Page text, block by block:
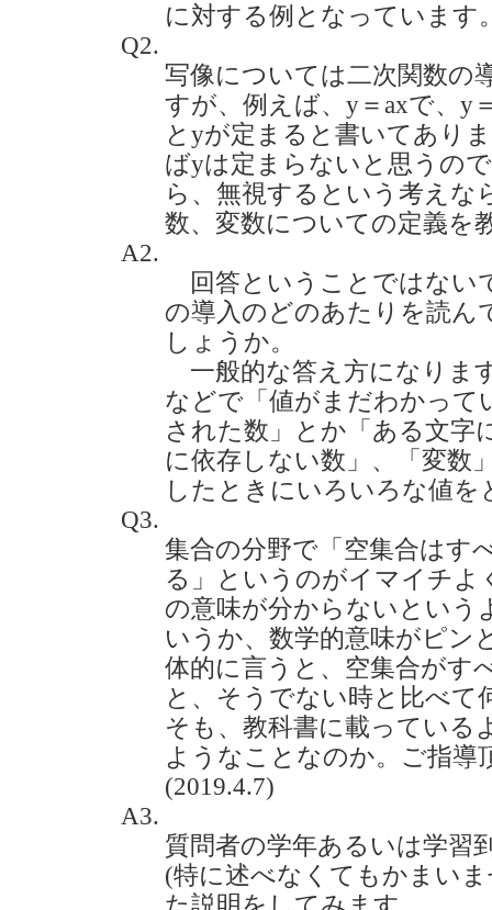
に対する例となっています
Q2.
写像については二次関数の
すが、例えば、y＝axで、y
とyが定まると書いてあり
ばyは定まらないと思うの
ら、無視するという考えな
数、変数についての定義を
A2.
回答ということではない
の導入のどのあたりを読ん
しょうか。
一般的な答え方になりま
などで「値がまだわかって
された数」とか「ある文字
に依存しない数」、「変数
したときにいろいろな値を
Q3.
集合の分野で「空集合はす
る」というのがイマイチよ
の意味が分からないという
いうか、数学的意味がピン
体的に言うと、空集合がす
と、そうでない時と比べ
そも、教科書に載っている
ようなことなのか。ご指導
(2019.4.7)
A3.
質問者の学年あるいは学習
(特に述べなくてもかまい